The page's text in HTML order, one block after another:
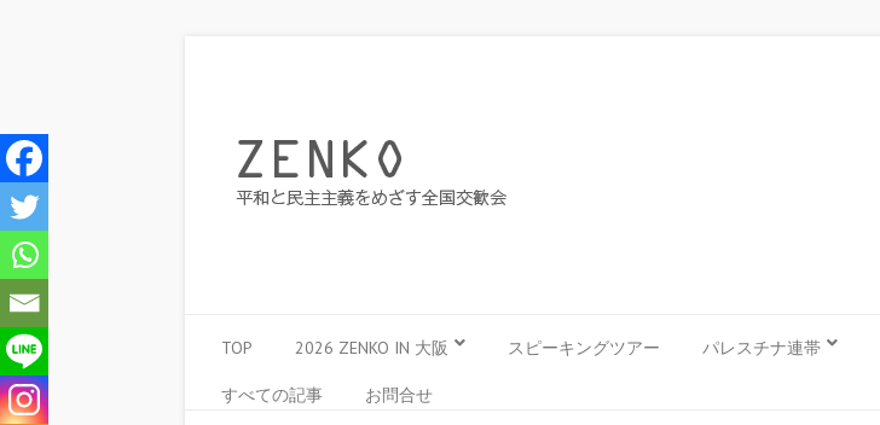
TOP 2026 ZENKO IN 大阪 スピーキングツアー パレスチナ連帯
すべての記事 お問合せ